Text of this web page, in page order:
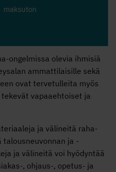
maksuton
ongelmissa olevia ihmisiä
ammattilaisille sekä
ovat tervetulleita myös
vapaaehtoiset ja
ja välineitä raha-
talousneuvonnan ja -
ja välineitä voi hyödyntää
, ohjaus-, opetus- ja